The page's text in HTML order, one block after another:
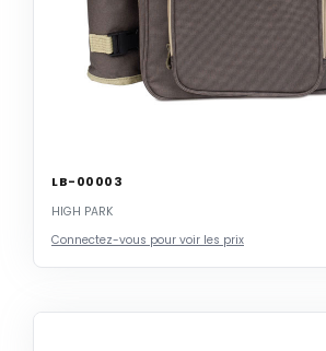
LB-00003
HIGH PARK
Connectez-vous pour voir les prix